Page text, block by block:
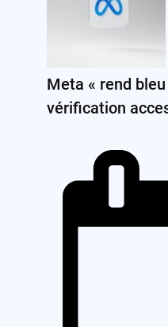
Meta « rend bleu
vérification